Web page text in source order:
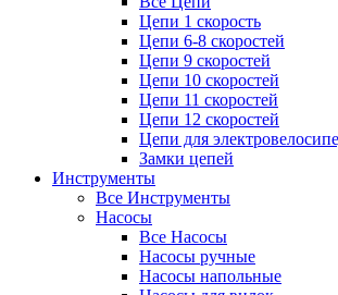
Цепи 1 скорость
Цепи 6-8 скоростей
Цепи 9 скоростей
Цепи 10 скоростей
Цепи 11 скоростей
Цепи 12 скоростей
Цепи для
Замки цепей
Инструменты
Все Инструменты
Насосы
Все Насосы
Насосы ручные
Насосы напольные